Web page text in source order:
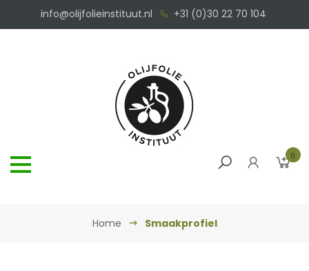
info@olijfolieinstituut.nl +31 (0)30 22 70 104
0
Home Smaakprofiel